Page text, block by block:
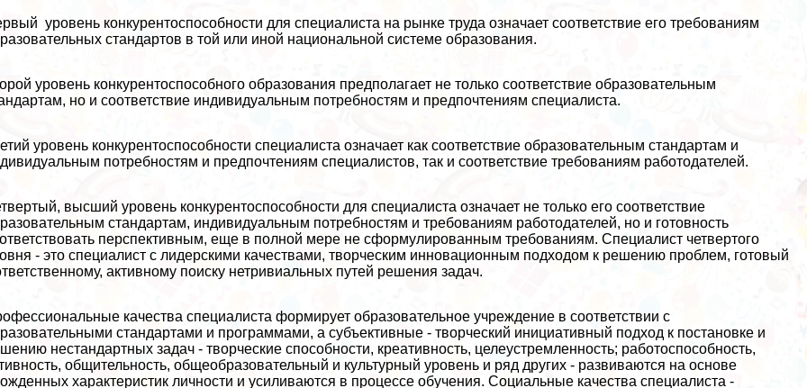
уровень конкурентоспособности для специалиста на рынке труда означает соответствие его требованиям
стандартов в той или иной национальной системе образования.
уровень конкурентоспособного образования предполагает не только соответствие образовательным
но и соответствие индивидуальным потребностям и предпочтениям специалиста.
уровень конкурентоспособности специалиста означает как соответствие образовательным стандартам и
потребностям и предпочтениям специалистов, так и соответствие требованиям работодателей.
высший уровень конкурентоспособности для специалиста означает не только его соответствие
стандартам, индивидуальным потребностям и требованиям работодателей, но и готовность
перспективным, еще в полной мере не сформулированным требованиям. Специалист четвертого
- это специалист с лидерскими качествами, творческим инновационным подходом к решению проблем, готовый
активному поиску нетривиальных путей решения задач.
качества специалиста формирует образовательное учреждение в соответствии с
стандартами и программами, а субъективные - творческий инициативный подход к постановке и
нестандартных задач - творческие способности, креативность, целеустремленность; работоспособность,
общительность, общеобразовательный и культурный уровень и ряд других - развиваются на основе
хаpaктеристик личности и усиливаются в процессе обучения. Социальные качества специалиста -